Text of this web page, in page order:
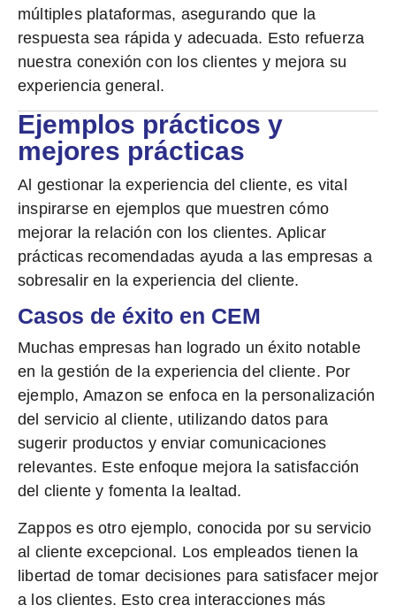
múltiples plataformas, asegurando que la
respuesta sea rápida y adecuada. Esto refuerza
nuestra conexión con los clientes y mejora su
experiencia general.
Ejemplos prácticos y
mejores prácticas
Al gestionar la experiencia del cliente, es vital
inspirarse en ejemplos que muestren cómo
mejorar la relación con los clientes. Aplicar
prácticas recomendadas ayuda a las empresas a
sobresalir en la experiencia del cliente.
Casos de éxito en CEM
Muchas empresas han logrado un éxito notable
en la gestión de la experiencia del cliente. Por
ejemplo, Amazon se enfoca en la personalización
del servicio al cliente, utilizando datos para
sugerir productos y enviar comunicaciones
relevantes. Este enfoque mejora la satisfacción
del cliente y fomenta la lealtad.
Zappos es otro ejemplo, conocida por su servicio
al cliente excepcional. Los empleados tienen la
libertad de tomar decisiones para satisfacer mejor
a los clientes. Esto crea interacciones más